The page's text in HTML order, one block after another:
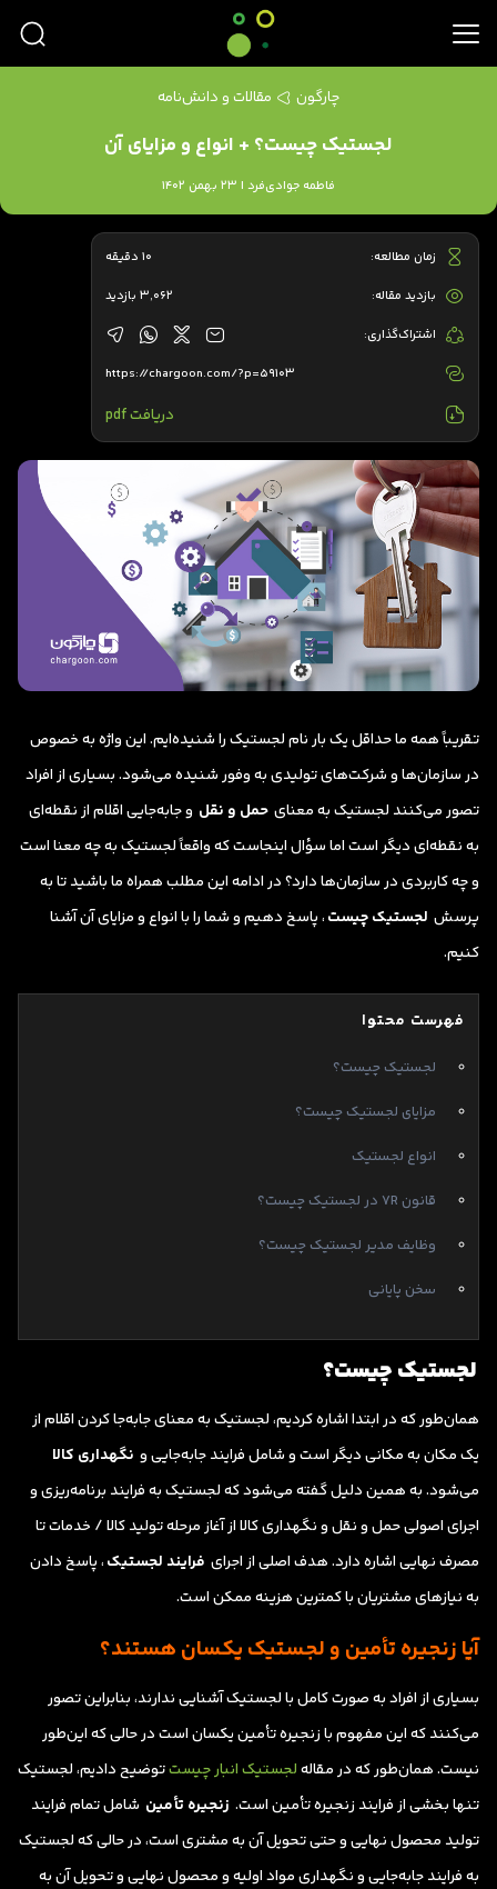
چارگون مقالات و دانش‌نامه
لجستیک چیست؟ + انواع و مزایای آن
فاطمه جوادی‌فرد | 23 بهمن 1402
تقریباً همه ما حداقل یک بار نام لجستیک را شنیده‌ایم. این واژه به خصوص
در سازمان‌ها و شرکت‌های تولیدی به وفور شنیده می‌شود. بسیاری از افراد
تصور می‌کنند لجستیک به معنای حمل و نقل و جابه‌جایی اقلام از نقطه‌ای
به نقطه‌ای دیگر است اما سؤال اینجاست که واقعاً لجستیک به چه معنا است
و چه کاربردی در سازمان‌ها دارد؟ در ادامه این مطلب همراه ما باشید تا به
پرسش لجستیک چیست، پاسخ دهیم و شما را با انواع و مزایای آن آشنا
کنیم.
فهرست محتوا
لجستیک چیست؟
مزایای لجستیک چیست؟
انواع لجستیک
قانون 7R در لجستیک چیست؟
وظایف مدیر لجستیک چیست؟
سخن پایانی
لجستیک چیست؟
همان‌طور که در ابتدا اشاره کردیم، لجستیک به معنای جابه‌جا کردن اقلام از
یک مکان به مکانی دیگر است و شامل فرایند جابه‌جایی و نگهداری کالا
می‌شود. به همین دلیل گفته می‌شود که لجستیک به فرایند برنامه‌ریزی و
اجرای اصولی حمل و نقل و نگهداری کالا از آغاز مرحله تولید کالا / خدمات تا
مصرف نهایی اشاره دارد. هدف اصلی از اجرای فرایند لجستیک، پاسخ دادن
به نیازهای مشتریان با کمترین هزینه ممکن است.
آیا زنجیره تأمین و لجستیک یکسان هستند؟
بسیاری از افراد به صورت کامل با لجستیک آشنایی ندارند، بنابراین تصور
می‌کنند که این مفهوم با زنجیره تأمین یکسان است در حالی که این‌طور
نیست. همان‌طور که در مقالهلجستیک انبار چیستتوضیح دادیم، لجستیک
تنها بخشی از فرایند زنجیره تأمین است. زنجیره تأمین شامل تمام فرایند
تولید محصول نهایی و حتی تحویل آن به مشتری است، در حالی که لجستیک
به فرایند جابه‌جایی و نگهداری مواد اولیه و محصول نهایی و تحویل آن به
زمان مطالعه: 10 دقیقه
بازدید مقاله: 3,062 بازدید
اشتراک‌گذاری:
https://chargoon.com/?p=59103
دریافت pdf